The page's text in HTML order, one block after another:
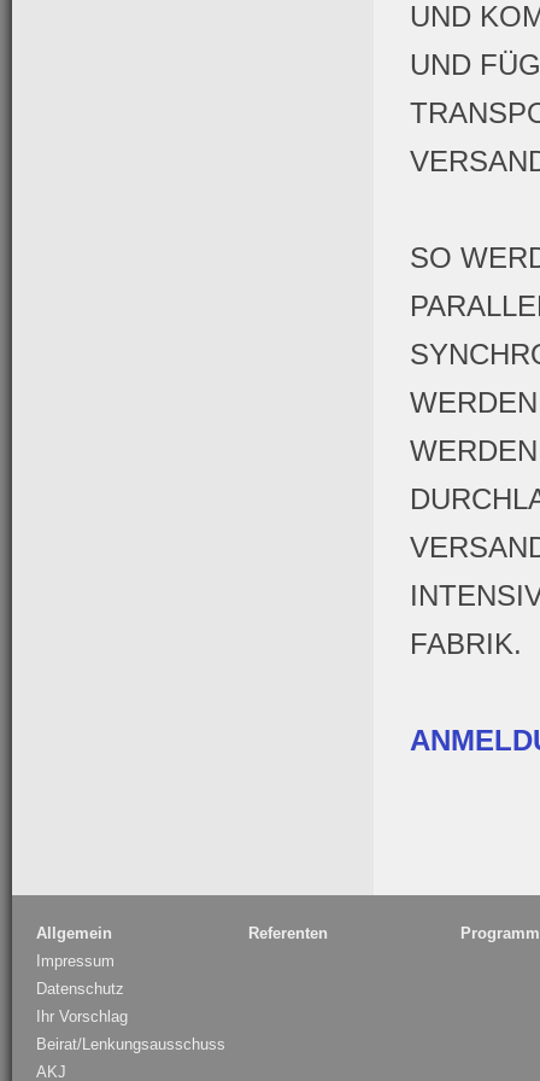
UND
UND
SO
FABRIK.
Allgemein
Impressum
Datenschutz
Ihr Vorschlag
Beirat/Lenkungsausschuss
AKJ
Referenten Programm